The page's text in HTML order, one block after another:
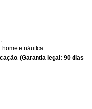
e náutica.
(Garantia legal: 90 dias